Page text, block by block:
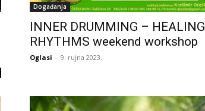
Događanja
INNER DRUMMING – HEALING
RHYTHMS weekend workshop
Oglasi - 9. rujna 2023.